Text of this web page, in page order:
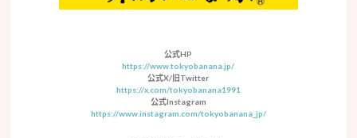
公式HP
https://www.tokyobanana.jp/
公式X/旧Twitter
https://x.com/tokyobanana1991
公式Instagram
https://www.instagram.com/tokyobanana_jp/